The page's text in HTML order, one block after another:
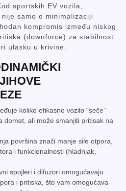
sportskih EV vozila,
samo o minimalizaciji
kompromis između niskog
(downforce) za stabilnost
ulasku u krivine.
koliko efikasno vozilo “seče”
ali može smanjiti pritisak na
površina znači manje sile otpora,
i funkcionalnosti (hladnjak,
spojleri i difuzori omogućavaju
i pritiska, što vam omogućava